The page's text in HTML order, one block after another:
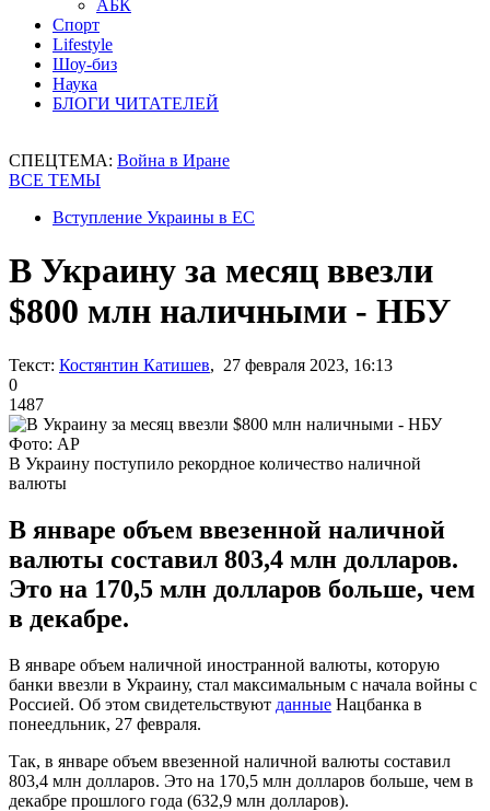
АБК
Спорт
Lifestyle
Шоу-биз
Наука
БЛОГИ ЧИТАТЕЛЕЙ
СПЕЦТЕМА: Война в Иране
ВСЕ ТЕМЫ
Вступление Украины в ЕС
В Украину за месяц ввезли
$800 млн наличными - НБУ
Текст: Костянтин Катишев, 27 февраля 2023, 16:13
0
1487
Фото: АР
В Украину поступило рекордное количество наличной
валюты
В январе объем ввезенной наличной
валюты составил 803,4 млн долларов.
Это на 170,5 млн долларов больше, чем
в декабре.
В январе объем наличной иностранной валюты, которую
банки ввезли в Украину, стал максимальным с начала войны с
Россией. Об этом свидетельствуют данные Нацбанка в
понеедльник, 27 февраля.
Так, в январе объем ввезенной наличной валюты составил
803,4 млн долларов. Это на 170,5 млн долларов больше, чем в
декабре прошлого года (632,9 млн долларов).